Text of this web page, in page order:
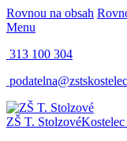
Rovnou na obsah
Menu
313 100 304
ZŠ T. Stolzové